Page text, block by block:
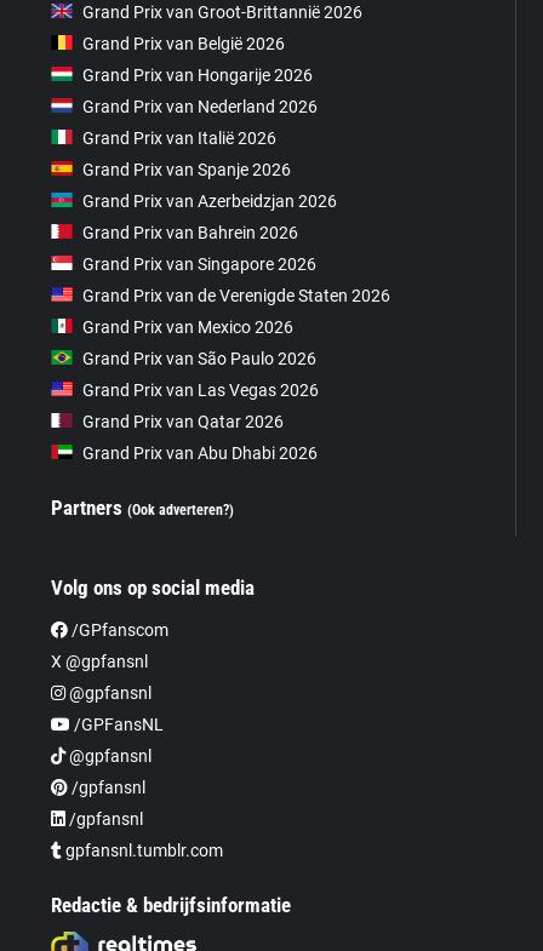
Grand Prix van Groot-Brittannië 2026
Grand Prix van België 2026
Grand Prix van Hongarije 2026
Grand Prix van Nederland 2026
Grand Prix van Italië 2026
Grand Prix van Spanje 2026
Grand Prix van Azerbeidzjan 2026
Grand Prix van Bahrein 2026
Grand Prix van Singapore 2026
Grand Prix van de Verenigde Staten 2026
Grand Prix van Mexico 2026
Grand Prix van São Paulo 2026
Grand Prix van Las Vegas 2026
Grand Prix van Qatar 2026
Grand Prix van Abu Dhabi 2026
Partners(Ook adverteren?)
Volg ons op social media
/GPfanscom
X @gpfansnl
@gpfansnl
/GPFansNL
@gpfansnl
/gpfansnl
/gpfansnl
gpfansnl.tumblr.com
Redactie & bedrijfsinformatie